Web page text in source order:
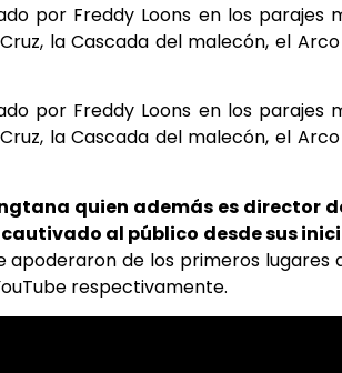
por Freddy Loons en los parajes
la Cascada del malecón, el
por Freddy Loons en los parajes
la Cascada del malecón, el
quien además es director
al público desde sus
apoderaron de los primeros
respectivamente.